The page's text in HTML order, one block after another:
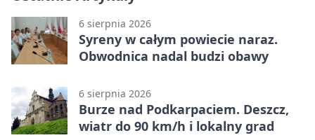
6 sierpnia 2026
Syreny w całym powiecie naraz.
Obwodnica nadal budzi obawy
6 sierpnia 2026
Burze nad Podkarpaciem. Deszcz,
wiatr do 90 km/h i lokalny grad